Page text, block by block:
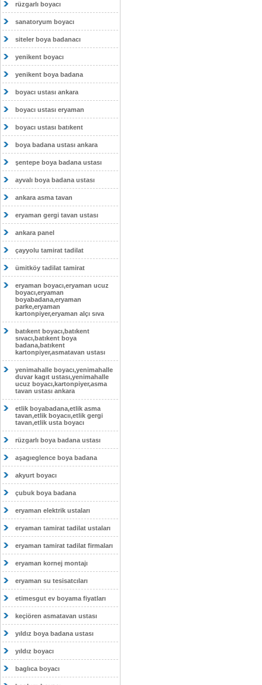
rüzgarlı boyacı
sanatoryum boyacı
siteler boya badanacı
yenikent boyacı
yenikent boya badana
boyacı ustası ankara
boyacı ustası eryaman
boyacı ustası batıkent
boya badana ustası ankara
şentepe boya badana ustası
ayvalı boya badana ustası
ankara asma tavan
eryaman gergi tavan ustası
ankara panel
çayyolu tamirat tadilat
ümitköy tadilat tamirat
eryaman boyacı,eryaman ucuz
boyacı,eryaman
boyabadana,eryaman
parke,eryaman
kartonpiyer,eryaman alçı sıva
batıkent boyacı,batıkent
sıvacı,batıkent boya
badana,batıkent
kartonpiyer,asmatavan ustası
yenimahalle boyacı,yenimahalle
duvar kagıt ustası,yenimahalle
ucuz boyacı,kartonpiyer,asma
tavan ustası ankara
etlik boyabadana,etlik asma
tavan,etlik boyacıı,etlik gergi
tavan,etlik usta boyacı
rüzgarlı boya badana ustası
aşagıeglence boya badana
akyurt boyacı
çubuk boya badana
eryaman elektrik ustaları
eryaman tamirat tadilat ustaları
eryaman tamirat tadilat firmaları
eryaman kornej montajı
eryaman su tesisatcıları
etimesgut ev boyama fiyatları
keçiören asmatavan ustası
yıldız boya badana ustası
yıldız boyacı
baglıca boyacı